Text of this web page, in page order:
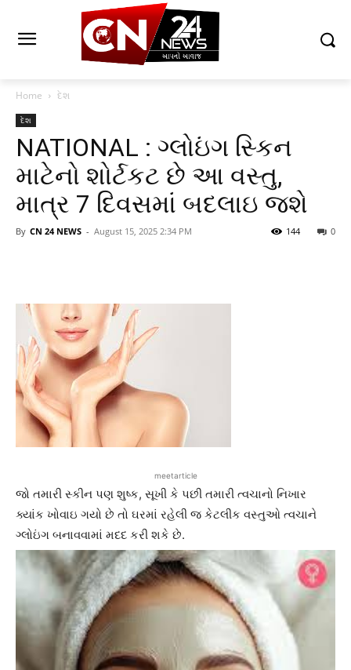
Home દેશ
દેશ
NATIONAL : ગ્લોઇંગ સ્કિન
માટેનો શોર્ટકટ છે આ વસ્તુ,
માત્ર 7 દિવસમાં બદલાઇ જશે
By CN 24 NEWS - August 15, 2025 2:34 PM 0
144
meetarticle
જો તમારી સ્કીન પણ શુષ્ક, સૂખી કે પછી તમારી ત્વચાનો નિખાર
ક્યાંક ખોવાઇ ગયો છે તો ઘરમાં રહેલી જ કેટલીક વસ્તુઓ ત્વચાને
ગ્લોઇંગ બનાવવામાં મદદ કરી શકે છે.